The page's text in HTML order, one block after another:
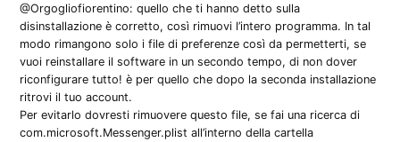
@Orgogliofiorentino: quello che ti hanno detto sulla
disinstallazione è corretto, così rimuovi l’intero programma. In tal
modo rimangono solo i file di preferenze così da permetterti, se
vuoi reinstallare il software in un secondo tempo, di non dover
riconfigurare tutto! è per quello che dopo la seconda installazione
ritrovi il tuo account.
Per evitarlo dovresti rimuovere questo file, se fai una ricerca di
com.microsoft.Messenger.plist all’interno della cartella